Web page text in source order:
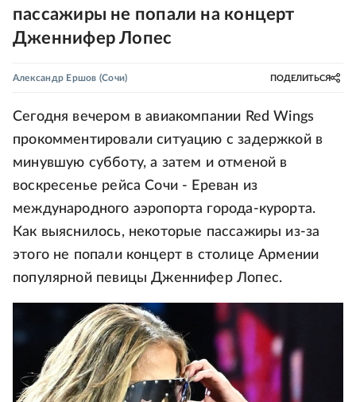
пассажиры не попали на концерт
Дженнифер Лопес
Александр Ершов (Сочи) ПОДЕЛИТЬСЯ
Сегодня вечером в авиакомпании Red Wings
прокомментировали ситуацию с задержкой в
минувшую субботу, а затем и отменой в
воскресенье рейса Сочи - Ереван из
международного аэропорта города-курорта.
Как выяснилось, некоторые пассажиры из-за
этого не попали концерт в столице Армении
популярной певицы Дженнифер Лопес.